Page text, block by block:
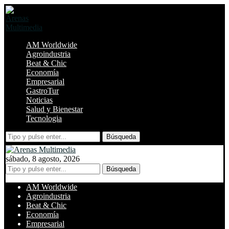
AM Worldwide
Agroindustria
Beat & Chic
Economía
Empresarial
GastroTur
Noticias
Salud y Bienestar
Tecnologia
Búsqueda
sábado, 8 agosto, 2026
Búsqueda
AM Worldwide
Agroindustria
Beat & Chic
Economía
Empresarial